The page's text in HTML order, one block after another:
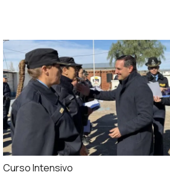
Curso Intensivo